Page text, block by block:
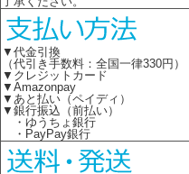
▼代金引換
（代引き手数料：全国一律330円）
▼クレジットカード
▼Amazonpay
▼あと払い（ペイディ）
▼銀行振込（前払い）
・ゆうちょ銀行
・PayPay銀行